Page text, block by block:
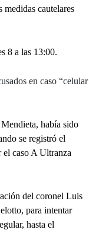
medidas cautelares
8 a las 13:00.
en caso “celular
había sido
se registró el
el caso A Ultranza
del coronel Luis
para intentar
hasta el